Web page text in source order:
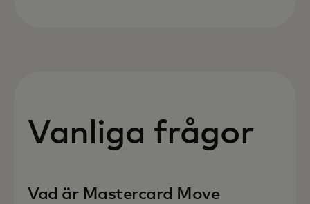
Vanliga frågor
Vad är Mastercard Move